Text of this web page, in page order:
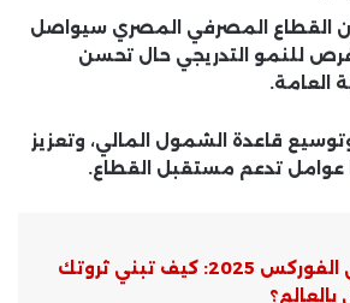
القطاع المصرفي المصري سيواصل
للنمو التدريجي حال تحسن
العامة.
وتوسيع قاعدة الشمول المالي، وتعزيز
عوامل تدعم مستقبل القطاع.
دليل الاستثمار في الفوركس 2025: كيف تبني ثروتك